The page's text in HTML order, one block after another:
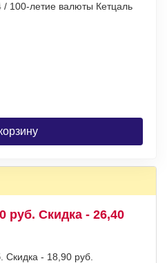
/ 100-летие валюты Кетцаль
руб. Скидка - 26,40
Скидка - 18,90 руб.